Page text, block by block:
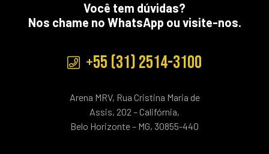
Você tem dúvidas?
Nos chame no WhatsApp ou visite-nos.
+55 (31) 2514-3100
Arena MRV, Rua Cristina Maria de
Assis, 202 – Califórnia,
Belo Horizonte – MG, 30855-440